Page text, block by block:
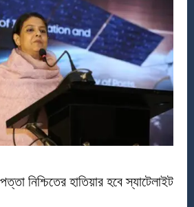
নিশ্চিতের হাতিয়ার হবে স্যাটেলাইট